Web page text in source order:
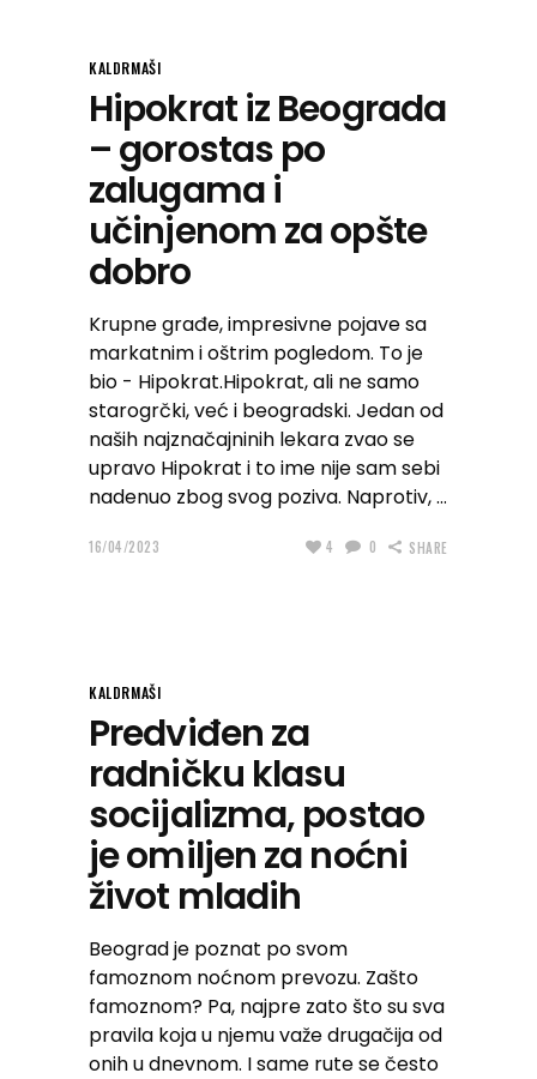
KALDRMAŠI
Hipokrat iz Beograda
– gorostas po
zalugama i
učinjenom za opšte
dobro
Krupne građe, impresivne pojave sa
markatnim i oštrim pogledom. To je
bio - Hipokrat.Hipokrat, ali ne samo
starogrčki, već i beogradski. Jedan od
naših najznačajninih lekara zvao se
upravo Hipokrat i to ime nije sam sebi
nadenuo zbog svog poziva. Naprotiv,
16/04/2023 4 0 SHARE
KALDRMAŠI
Predviđen za
radničku klasu
socijalizma, postao
je omiljen za noćni
život mladih
Beograd je poznat po svom
famoznom noćnom prevozu. Zašto
famoznom? Pa, najpre zato što su sva
pravila koja u njemu važe drugačija od
onih u dnevnom. I same rute se često